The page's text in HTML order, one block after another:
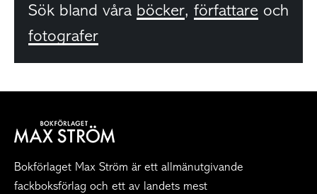
Sök bland våra böcker, författare och
fotografer
Bokförlaget Max Ström är ett allmänutgivande
fackboksförlag och ett av landets mest